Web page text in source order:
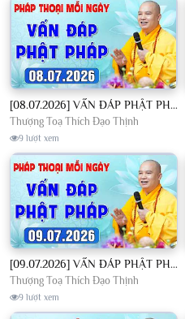
[08.07.2026] VẤN ĐÁP PHẬT PHÁP - Nghe Thầy giảng Pháp mỗi ngày CÔNG ĐỨC VÔ LƯỢNG│TT. Thích Đạo Thịnh
Thượng Toạ Thích Đạo Thịnh
9 lượt xem
[09.07.2026] VẤN ĐÁP PHẬT PHÁP - Nghe Thầy giảng Pháp mỗi ngày CÔNG ĐỨC VÔ LƯỢNG│TT. Thích Đạo Thịnh
Thượng Toạ Thích Đạo Thịnh
9 lượt xem